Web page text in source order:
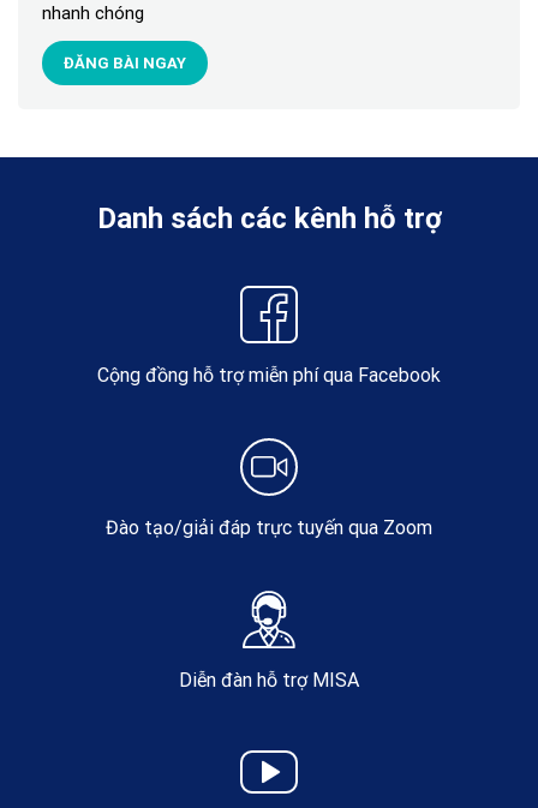
nhanh chóng
ĐĂNG BÀI NGAY
Danh sách các kênh hỗ trợ
Cộng đồng hỗ trợ miễn phí qua Facebook
Đào tạo/giải đáp trực tuyến qua Zoom
Diễn đàn hỗ trợ MISA